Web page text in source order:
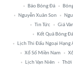
Báo Bóng Đá
Nguyễn Xuân Son
Tin Tức
Giá
Kết Quả Bóng Đá
Lịch Thi Đấu Ngoại Hạng
Xổ Số Miền Nam
Lịch Vạn Niên
Thời